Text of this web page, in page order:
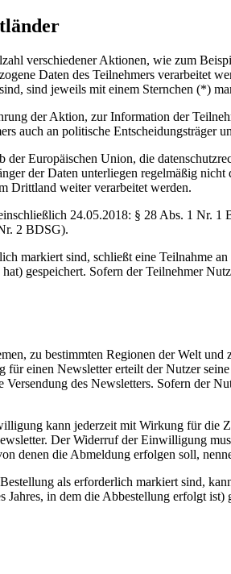
verschiedener Aktionen, wie zum
Daten des Teilnehmers verarbeitet
sind jeweils mit einem Sternchen (*)
der Aktion, zur Information der
auch an politische Entscheidungsträger
Europäischen Union, die
der Daten unterliegen regelmäßig
Drittland weiter verarbeitet werden.
24.05.2018: § 28 Abs. 1 Nr.
2 BDSG).
markiert sind, schließt eine Teilnahme
gespeichert. Sofern der Teilnehmer
zu bestimmten Regionen der Welt
einen Newsletter erteilt der Nutzer
des Newsletters. Sofern der
kann jederzeit mit Wirkung für die
Der Widerruf der Einwilligung
denen die Abmeldung erfolgen soll,
als erforderlich markiert sind,
Jahres, in dem die Abbestellung erfolgt